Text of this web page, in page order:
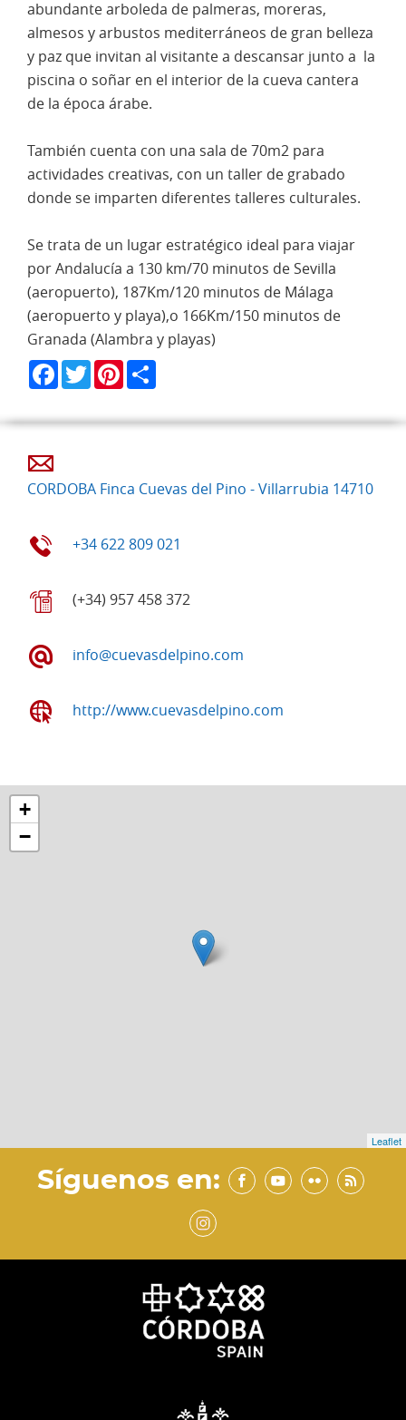
abundante arboleda de palmeras, moreras,
almesos y arbustos mediterráneos de gran belleza
y paz que invitan al visitante a descansar junto a la
piscina o soñar en el interior de la cueva cantera
de la época árabe.
También cuenta con una sala de 70m2 para
actividades creativas, con un taller de grabado
donde se imparten diferentes talleres culturales.
Se trata de un lugar estratégico ideal para viajar
por Andalucía a 130 km/70 minutos de Sevilla
(aeropuerto), 187Km/120 minutos de Málaga
(aeropuerto y playa),o 166Km/150 minutos de
Granada (Alambra y playas)
Facebook
TwitterPinterest
CORDOBA Finca Cuevas del Pino - Villarrubia 14710
+34 622 809 021
(+34) 957 458 372
info@cuevasdelpino.com
http://www.cuevasdelpino.com
+
−
Leaflet
Síguenos en: